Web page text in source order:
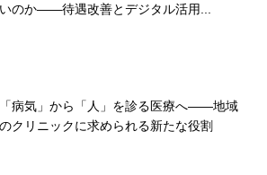
いのか――待遇改善とデジタル活用...
「病気」から「人」を診る医療へ――地域
のクリニックに求められる新たな役割